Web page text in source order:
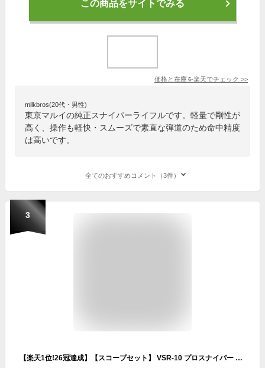
この商品をサイトでみる
価格と在庫を楽天でチェック >>
milkbros(20代・男性)
東京マルイの純正スナイパーライフルです。軽量で剛性が
高く、操作も軽快・スムーズで素直な弾道のため命中精度
は高いです。
全てのおすすめコメント（3件）
3
【楽天1位!26冠達成】【スコープセット】 VSR-10 プロスナイパー Gスペック 最強 スコープ マウントリング 東京マルイ ボルトアクションライフル 18歳以上用 エアガン エアーガン サバゲー 銃 スパイ 威力 飛距離 精度 VSR10